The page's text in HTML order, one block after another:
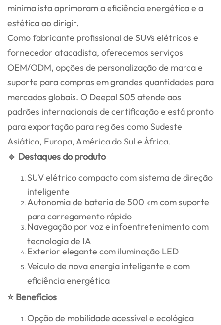
minimalista aprimoram a eficiência energética e a
estética ao dirigir.
Como fabricante profissional de SUVs elétricos e
fornecedor atacadista, oferecemos serviços
OEM/ODM, opções de personalização de marca e
suporte para compras em grandes quantidades para
mercados globais. O Deepal S05 atende aos
padrões internacionais de certificação e está pronto
para exportação para regiões como Sudeste
Asiático, Europa, América do Sul e África.
🔹 Destaques do produto
SUV elétrico compacto com sistema de direção
inteligente
Autonomia de bateria de 500 km com suporte
para carregamento rápido
Navegação por voz e infoentretenimento com
tecnologia de IA
Exterior elegante com iluminação LED
Veículo de nova energia inteligente e com
eficiência energética
⭐ Benefícios
Opção de mobilidade acessível e ecológica